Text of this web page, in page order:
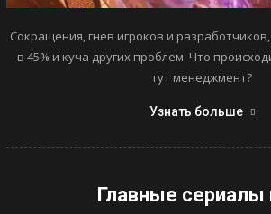
Сокращения, гнев игроков и
в 45% и куча других проблем. Что
тут менеджмент?
Узнать больше
Главные сериалы